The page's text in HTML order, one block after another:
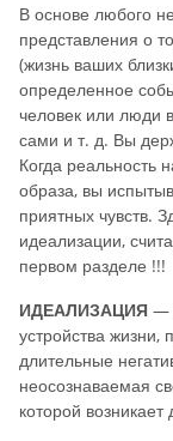
В основе любого
представления о
(жизнь ваших
определенное
человек или люди
сами и т. д. Вы
Когда реальность
образа, вы
приятных чувств.
идеализации,
первом разделе !!!
ИДЕАЛИЗАЦИЯ —
устройства жизни,
длительные
неосознаваемая
которой